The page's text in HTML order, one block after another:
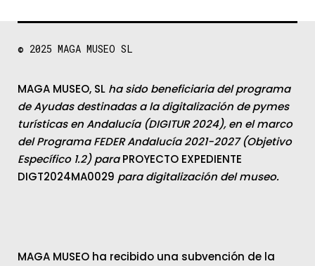
© 2025 MAGA MUSEO SL
MAGA MUSEO, SL ha sido beneficiaria del programa
de Ayudas destinadas a la digitalización de pymes
turísticas en Andalucía (DIGITUR 2024), en el marco
del Programa FEDER Andalucía 2021-2027 (Objetivo
Específico 1.2) paraPROYECTO EXPEDIENTE
DIGT2024MA0029 para digitalización del museo.
MAGA MUSEO ha recibido una subvención de la